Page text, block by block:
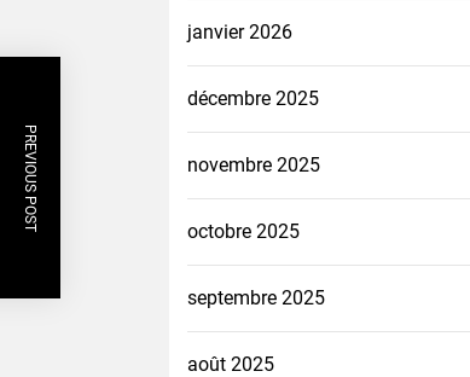
PREVIOUS POST
janvier 2026
décembre 2025
novembre 2025
octobre 2025
septembre 2025
août 2025